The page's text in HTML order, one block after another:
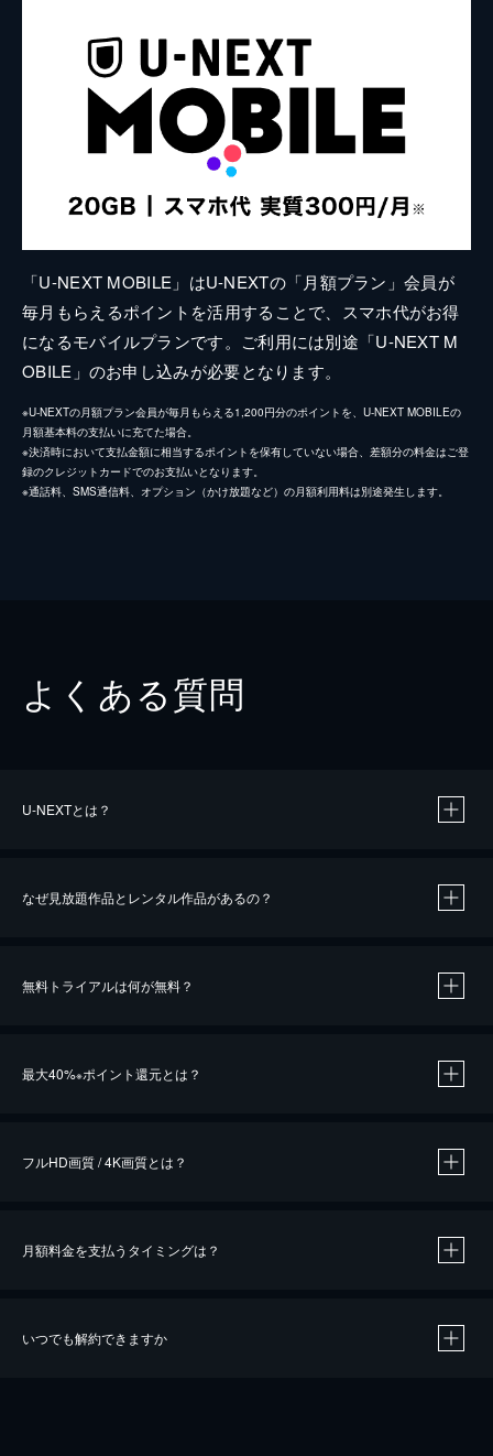
「U-NEXT MOBILE」はU-NEXTの「月額プラン」会員が
毎月もらえるポイントを活用することで、スマホ代がお得
になるモバイルプランです。ご利用には別途「U-NEXT M
OBILE」のお申し込みが必要となります。
※U-NEXTの月額プラン会員が毎月もらえる1,200円分のポイントを、U-NEXT MOBILEの
月額基本料の支払いに充てた場合。
※決済時において支払金額に相当するポイントを保有していない場合、差額分の料金はご登
録のクレジットカードでのお支払いとなります。
※通話料、SMS通信料、オプション（かけ放題など）の月額利用料は別途発生します。
よくある質問
U-NEXTとは？
なぜ見放題作品とレンタル作品があるの？
無料トライアルは何が無料？
最大40%※ポイント還元とは？
※40％ポイント還元の対象は、クレジットカード決済による作品の購入 / レンタルです。
iOSアプリのUコイン決済による作品の購入 / レンタルは、20％のポイント還元です。
フルHD画質 / 4K画質とは？
月額料金を支払うタイミングは？
いつでも解約できますか